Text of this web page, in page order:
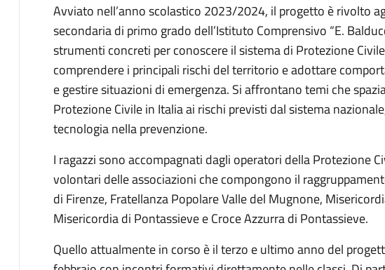
Avviato nell’anno scolastico 2023/2024, il progetto è rivolto
secondaria di primo grado dell’Istituto Comprensivo “E.
strumenti concreti per conoscere il sistema di Protezione
comprendere i principali rischi del territorio e adottare
e gestire situazioni di emergenza. Si affrontano temi che
Protezione Civile in Italia ai rischi previsti dal sistema
tecnologia nella prevenzione.
I ragazzi sono accompagnati dagli operatori della Protezione
volontari delle associazioni che compongono il
di Firenze, Fratellanza Popolare Valle del Mugnone,
Misericordia di Pontassieve e Croce Azzurra di Pontassieve.
Quello attualmente in corso è il terzo e ultimo anno del